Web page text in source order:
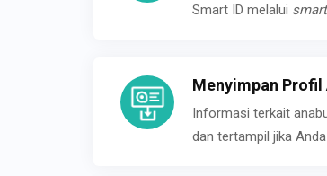
Smart ID melalui
Menyimpan Profil
Informasi terkait
dan tertampil jika